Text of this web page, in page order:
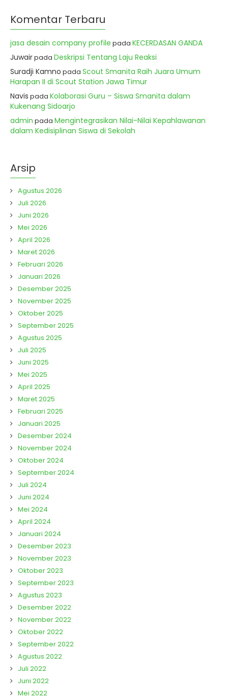
Komentar Terbaru
jasa desain company profile pada KECERDASAN GANDA
Juwairpada Deskripsi Tentang Laju Reaksi
Suradji Kamno pada Scout Smanita Raih Juara Umum
Harapan II di Scout Station Jawa Timur
Navis pada Kolaborasi Guru – Siswa Smanita dalam
Kukenang Sidoarjo
admin pada Mengintegrasikan Nilai-Nilai Kepahlawanan
dalam Kedisiplinan Siswa di Sekolah
Arsip
Agustus 2026
Juli 2026
Juni 2026
Mei 2026
April 2026
Maret 2026
Februari 2026
Januari 2026
Desember 2025
November 2025
Oktober 2025
September 2025
Agustus 2025
Juli 2025
Juni 2025
Mei 2025
April 2025
Maret 2025
Februari 2025
Januari 2025
Desember 2024
November 2024
Oktober 2024
September 2024
Juli 2024
Juni 2024
Mei 2024
April 2024
Januari 2024
Desember 2023
November 2023
Oktober 2023
September 2023
Agustus 2023
Desember 2022
November 2022
Oktober 2022
September 2022
Agustus 2022
Juli 2022
Juni 2022
Mei 2022